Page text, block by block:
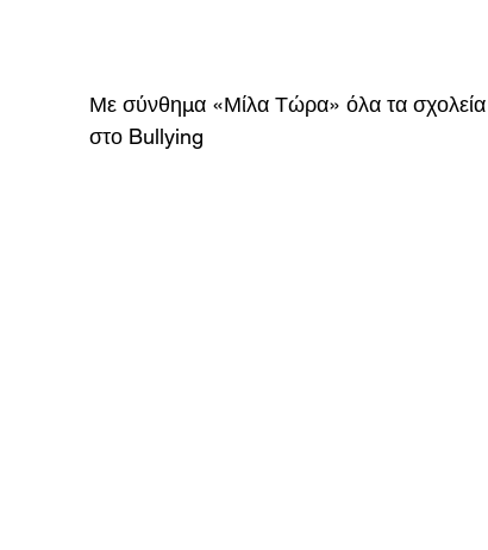
Με σύνθημα «Μίλα Τώρα» όλα τα σχολεία
στο Bullying